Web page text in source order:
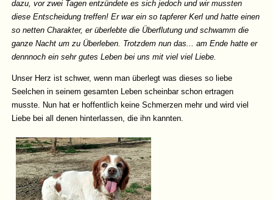
dazu, vor zwei Tagen entzündete es sich jedoch und wir mussten
diese Entscheidung treffen! Er war ein so tapferer Kerl und hatte einen
so netten Charakter, er überlebte die Überflutung und schwamm die
ganze Nacht um zu Überleben. Trotzdem nun das... am Ende hatte er
dennnoch ein sehr gutes Leben bei uns mit viel viel Liebe.
Unser Herz ist schwer, wenn man überlegt was dieses so liebe
Seelchen in seinem gesamten Leben scheinbar schon ertragen
musste. Nun hat er hoffentlich keine Schmerzen mehr und wird viel
Liebe bei all denen hinterlassen, die ihn kannten.